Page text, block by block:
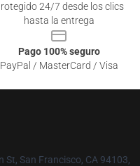
24/7 desde los clics
hasta la entrega
Pago 100% seguro
PayPal / MasterCard / Visa
St, San Francisco, CA 94103,